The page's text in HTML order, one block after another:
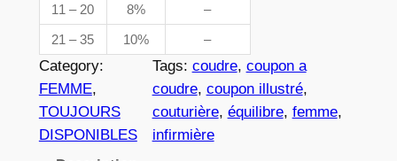
:
3
,
8
0
3
6
6
11 – 20
8%
–
21 – 35
10% –
Category:
FEMME
TOUJOURS
DISPONIBLES
Tags: coudre, coupon a
coudre, coupon illustré
couturière, équilibre, femme
infirmière